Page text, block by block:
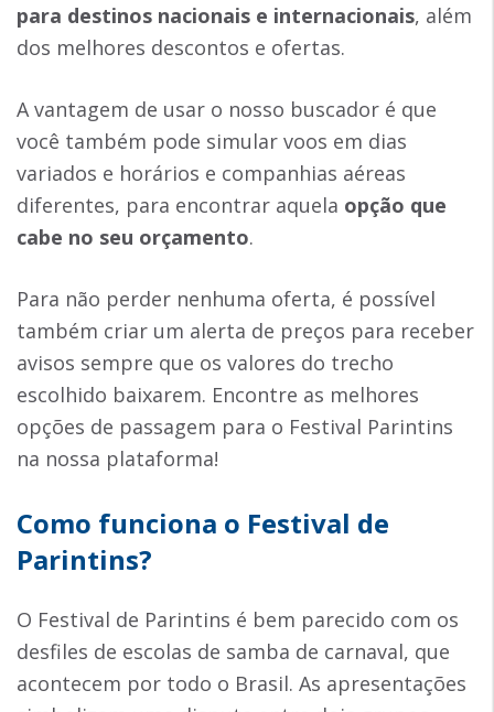
para destinos nacionais e internacionais, além
dos melhores descontos e ofertas.
A vantagem de usar o nosso buscador é que
você também pode simular voos em dias
variados e horários e companhias aéreas
diferentes, para encontrar aquela opção que
cabe no seu orçamento.
Para não perder nenhuma oferta, é possível
também criar um alerta de preços para receber
avisos sempre que os valores do trecho
escolhido baixarem. Encontre as melhores
opções de passagem para o Festival Parintins
na nossa plataforma!
Como funciona o Festival de
Parintins?
O Festival de Parintins é bem parecido com os
desfiles de escolas de samba de carnaval, que
acontecem por todo o Brasil. As apresentações